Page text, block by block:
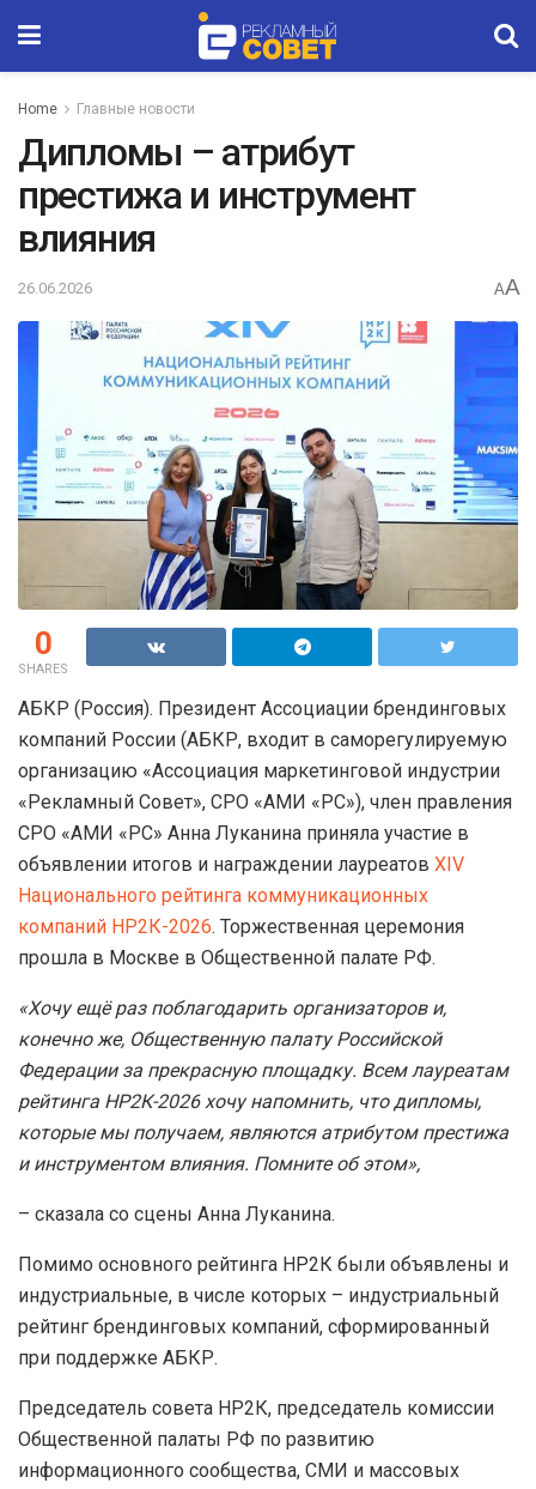
Home Главные новости
Дипломы – атрибут
престижа и инструмент
влияния
26.06.2026 AA
0
SHARES
АБКР (Россия). Президент Ассоциации брендинговых
компаний России (АБКР, входит в саморегулируемую
организацию «Ассоциация маркетинговой индустрии
«Рекламный Совет», СРО «АМИ «РС»), член правления
СРО «АМИ «РС» Анна Луканина приняла участие в
объявлении итогов и награждении лауреатов XIV
Национального рейтинга коммуникационных
компаний НР2К-2026. Торжественная церемония
прошла в Москве в Общественной палате РФ.
«Хочу ещё раз поблагодарить организаторов и,
конечно же, Общественную палату Российской
Федерации за прекрасную площадку. Всем лауреатам
рейтинга НР2К-2026 хочу напомнить, что дипломы,
которые мы получаем, являются атрибутом престижа
и инструментом влияния. Помните об этом»,
– сказала со сцены Анна Луканина.
Помимо основного рейтинга НР2К были объявлены и
индустриальные, в числе которых – индустриальный
рейтинг брендинговых компаний, сформированный
при поддержке АБКР.
Председатель совета НР2К, председатель комиссии
Общественной палаты РФ по развитию
информационного сообщества, СМИ и массовых